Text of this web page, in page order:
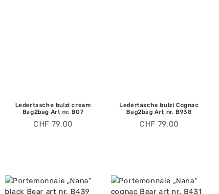
Ledertasche bulzi cream
Bag2bag Art nr. B07
CHF 79.00
Ledertasche bulzi Cognac
Bag2bag Art nr. B938
CHF 79.00